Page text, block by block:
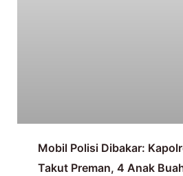
Mobil Polisi Dibakar:
Takut Preman, 4 Anak